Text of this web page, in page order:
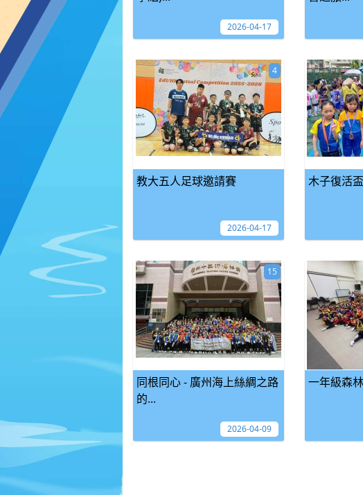
2026-04-17
教大五人足球邀請賽
4
2026-04-17
木子復活盃
同根同心 - 廣州海上絲綢之路
的...
15
2026-04-09
一年級森